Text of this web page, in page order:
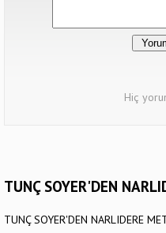
Hiç
TUNÇ SOYER'DEN
TUNÇ SOYER'DEN NARLIDERE